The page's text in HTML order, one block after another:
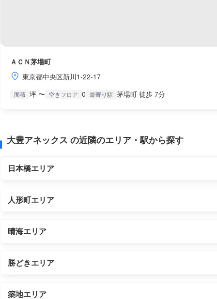
ＡＣＮ茅場町
東京都中央区新川1-22-17
面積 坪 〜 空きフロア 0 最寄り駅 茅場町 徒歩 7分
大豊アネックス の近隣のエリア・駅から探す
日本橋エリア
人形町エリア
晴海エリア
勝どきエリア
築地エリア